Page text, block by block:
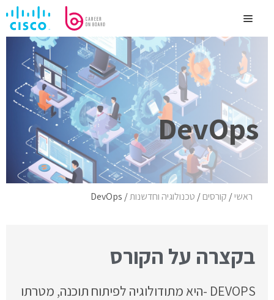
לתוכןMenu
DevOps
ראשי/ קורסים/ טכנולוגיה וחדשנות/
DevOps
בקצרה על הקורס
DEVOPS -היא מתודולוגיה לפיתוח תוכנה, מטרתו